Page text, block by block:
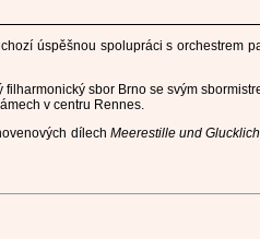
úspěšnou spolupráci s orchestrem
sbor Brno se svým
v centru Rennes.
dílech Meerestille und